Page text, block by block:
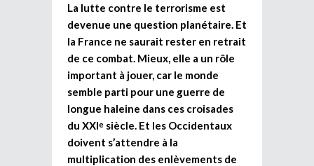
La lutte contre le terrorisme est
devenue une question planétaire. Et
la France ne saurait rester en retrait
de ce combat. Mieux, elle a un rôle
important à jouer, car le monde
semble parti pour une guerre de
longue haleine dans ces croisades
du XXIe siècle. Et les Occidentaux
doivent s’attendre à la
multiplication des enlèvements de